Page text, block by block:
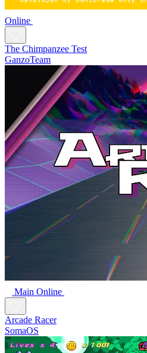
Online
The Chimpanzee Test
GanzoTeam
Main Online
Arcade Racer
SomaOS